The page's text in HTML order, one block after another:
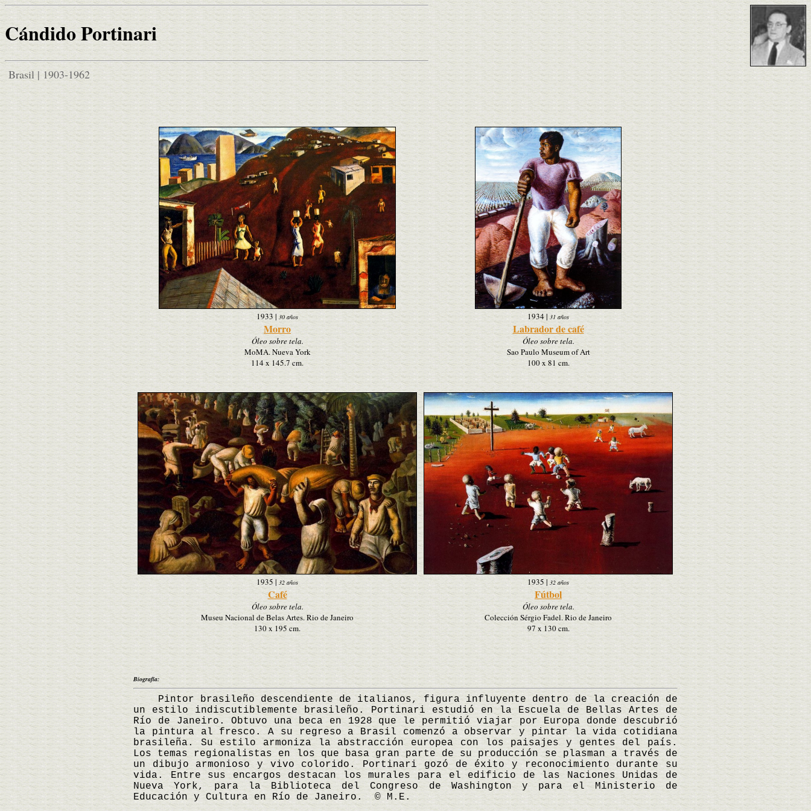
Cándido Portinari
Brasil | 1903-1962
1933 | 30 años
Morro
Óleo sobre tela.
MoMA. Nueva York
114 x 145.7 cm.
1934| 31 años
Labrador de café
Óleo sobre tela.
Sao Paulo Museum of Art
100 x 81 cm.
1935 | 32 años
Café
Óleo sobre tela.
Museu Nacional de Belas Artes. Rio de Janeiro
130 x 195 cm.
1935| 32 años
Fútbol
Óleo sobre tela.
Colección Sérgio Fadel. Rio de Janeiro
97 x 130 cm.
Biografía:
Pintor brasileño descendiente de italianos, figura influyente dentro de la creación de
un estilo indiscutiblemente brasileño. Portinari estudió en la Escuela de Bellas Artes de
Río de Janeiro. Obtuvo una beca en 1928 que le permitió viajar por Europa donde descubrió
la pintura al fresco. A su regreso a Brasil comenzó a observar y pintar la vida cotidiana
brasileña. Su estilo armoniza la abstracción europea con los paisajes y gentes del país.
Los temas regionalistas en los que basa gran parte de su producción se plasman a través de
un dibujo armonioso y vivo colorido. Portinari gozó de éxito y reconocimiento durante su
vida. Entre sus encargos destacan los murales para el edificio de las Naciones Unidas de
Nueva York, para la Biblioteca del Congreso de Washington y para el Ministerio de
Educación y Cultura en Río de Janeiro. © M.E.